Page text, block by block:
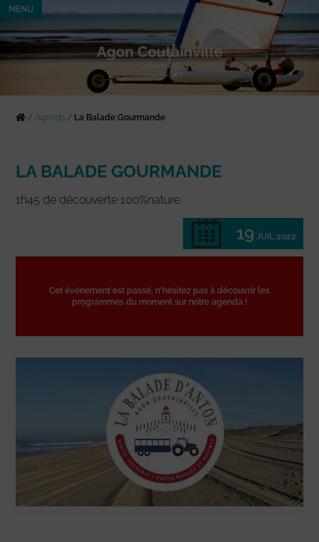
MENU
/Agenda / La Balade Gourmande
LA BALADE GOURMANDE
1h45 de découverte 100%nature.
19 JUIL 2022
Cet événement est passé, n'hésitez pas à découvrir les
programmes du moment sur notre agenda !